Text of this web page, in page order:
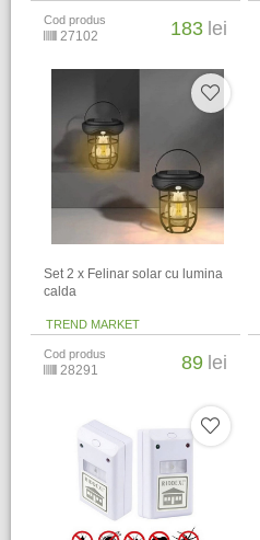
Cod produs
27102 183 lei
Set 2 x Felinar solar cu lumina
calda
TREND MARKET
Cod produs
28291 89 lei